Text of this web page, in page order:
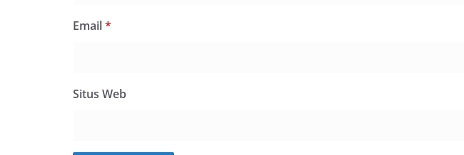
Email*
Situs Web